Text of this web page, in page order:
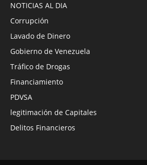
NOTICIAS AL DIA
Corrupción
Lavado de Dinero
Gobierno de Venezuela
Tráfico de Drogas
Financiamiento
PDVSA
legitimación de Capitales
Delitos Financieros